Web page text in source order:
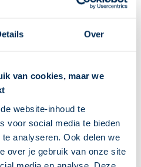
Over
van cookies, maar we
website-inhoud te
voor social media te bieden
analyseren. Ook delen we
over je gebruik van onze site
Hierdoor heeft u
(bloedpropje).
en bepaalde
een hartaanval, beroerte en
uw stolling. Hoe snel uw
dingen.
de trombosedienst u uitleg
goed op.
18.00 uur. Zo kunt u een
dezelfde dag opvolgen.
met de trombosedienst of